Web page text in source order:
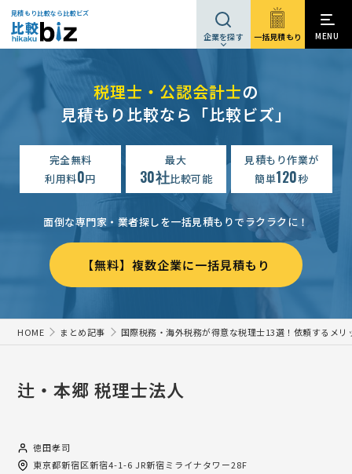
見積もり比較なら比較ビズ
企業を探す 一括見積もり MENU
税理士・公認会計士の
見積もり比較なら「比較ビズ」
完全無料
利用料0円
最大
30社比較可能
見積もり作業が
簡単120秒
面倒な専門家・業者探しを一括見積もりでラクラクに！
【無料】複数企業に一括見積もり
HOME まとめ記事 国際税務・海外税務が得意な税理士13選！依頼するメ
辻・本郷 税理士法人
徳田孝司
東京都新宿区新宿4-1-6 JR新宿ミライナタワー28F